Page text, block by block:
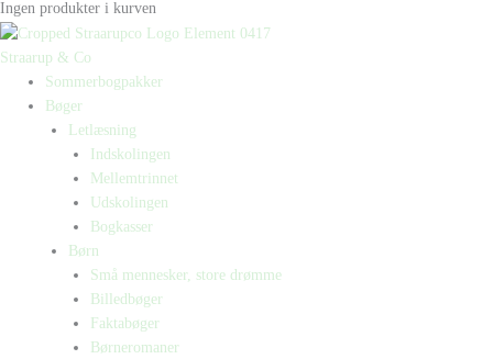
Ingen produkter i kurven
Straarup & Co
Sommerbogpakker
Bøger
Letlæsning
Indskolingen
Mellemtrinnet
Udskolingen
Bogkasser
Børn
Små mennesker, store drømme
Billedbøger
Faktabøger
Børneromaner